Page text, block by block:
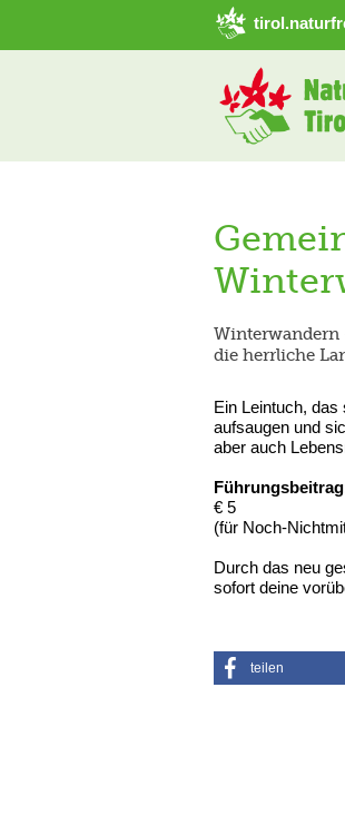
➜ Hauptregion der Seite anspringen
Winterwandern
die herrliche
Ein Leintuch, das
aufsaugen und
aber auch
€ 5
(für Noch-
Durch das neu
sofort deine
teilen